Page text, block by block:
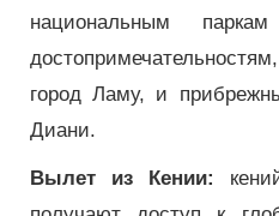
национальным
город Ламу, и
Диани.
Вылет из Кении: